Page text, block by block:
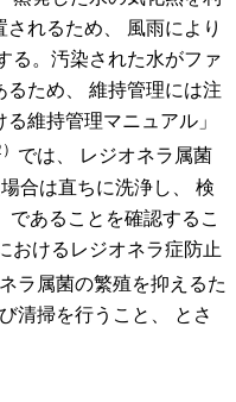
れるため、 風雨により
る。汚染された水がファ
るため、 維持管理には注
維持管理マニュアル」
では、 レジオネラ属菌
合は直ちに洗浄し、 検
であることを確認するこ
おけるレジオネラ症防止
ラ属菌の繁殖を抑えるた
清掃を行うこと、 とさ